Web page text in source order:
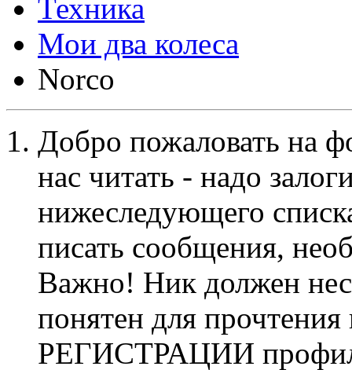
Техника
Мои два колеса
Norco
Добро пожаловать на
нас читать - надо
нижеследующего
писать сообщения,
Важно! Ник должен
понятен для
РЕГИСТРАЦИИ профиль